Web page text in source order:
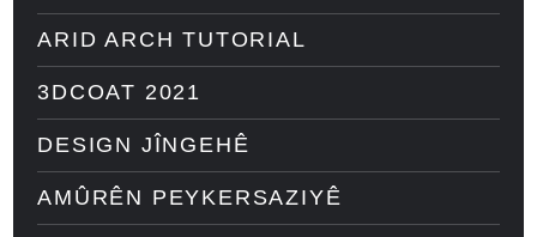
ARID ARCH TUTORIAL
3DCOAT 2021
DESIGN JÎNGEHÊ
AMÛRÊN PEYKERSAZIYÊ